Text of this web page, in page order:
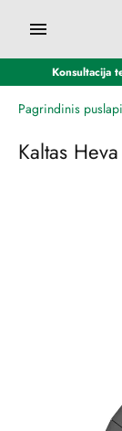
Konsultacija
Pagrindinis
Kaltas